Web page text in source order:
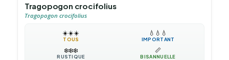
Tragopogon crocifolius
Tragopogon crocifolius
☀️☀️☀️
TOUS
💧 💧 💧
IMPORTANT
❄️❄️❄️
RUSTIQUE
📏
BISANNUELLE